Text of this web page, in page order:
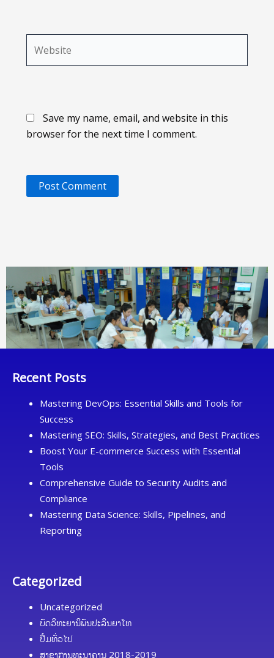
13
Save my name, email, and website in this
browser for the next time I comment.
Recent Posts
Mastering DevOps: Essential Skills and Tools for
Success
Mastering SEO: Skills, Strategies, and Best Practices
Boost Your E-commerce Success with Essential
Tools
Comprehensive Guide to Security Audits and
Compliance
Mastering Data Science: Skills, Pipelines, and
Reporting
Categorized
Uncategorized
ບົດວິທະຍານິພົນປະລິນຍາໂທ
ປື້ມທົ່ວໄປ
ສາຂາການທະນາຄານ 2018-2019